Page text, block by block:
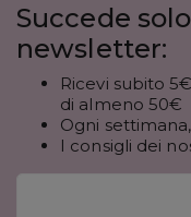
Succede
newsletter:
Ricevi subito
di almeno 50€
Ogni
I consigli dei